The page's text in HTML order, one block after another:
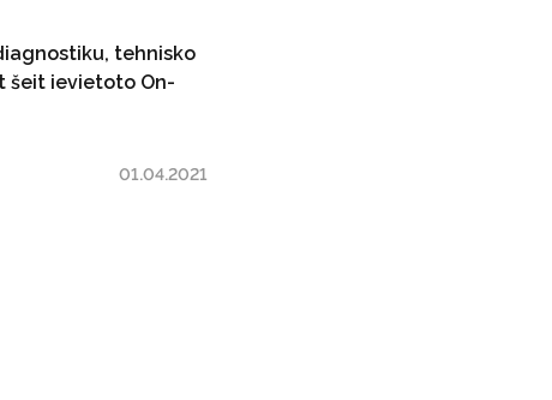
tehnisko
šeit ievietoto On-
01.04.2021